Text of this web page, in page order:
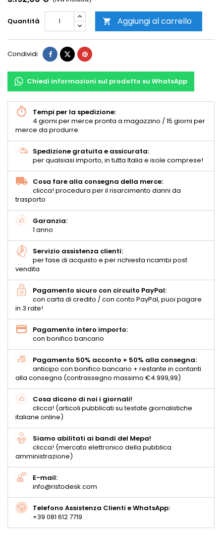
Quantità  Aggiungi al carrello
Condividi
Chiedi informazioni sul prodotto su WhatsApp
Tempi per la spedizione:
4 giorni per merce pronta a magazzino / 15 giorni per
merce da produrre
Spedizione gratuita e assicurata:
per qualsiasi importo, in tutta Italia e isole comprese!
Cosa fare alla consegna della merce:
clicca! procedura per il risarcimento danni da
trasporto
Garanzia:
1 anno
Servizio assistenza clienti:
per fase di acquisto e per richiesta ricambi post
vendita
Pagamento sicuro con circuito PayPal:
con carta di credito / con conto PayPal, puoi pagare
in 3 rate!
Pagamento intero importo:
con bonifico bancario
Pagamento 50% acconto + 50% alla consegna:
anticipo con bonifico bancario + restante in contanti
alla consegna (contrassegno massimo €4.999,99)
Cosa dicono di noi i giornali!
clicca! (articoli pubblicati su testate giornalistiche
italiane online)
Siamo abilitati ai bandi del Mepa!
clicca! (mercato elettronico della pubblica
amministrazione)
E-mail:
info@ristodesk.com
Telefono Assistenza Clienti e WhatsApp:
+39 081 612 7719